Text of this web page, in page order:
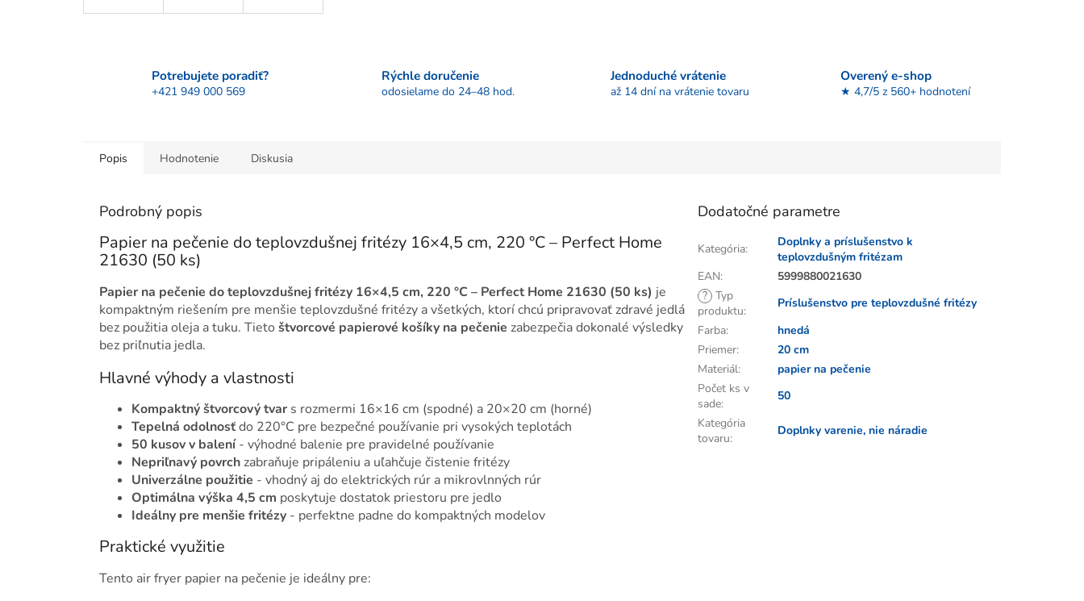
Potrebujete poradiť?
+421 949 000 569
Rýchle doručenie
odosielame do 24–48 hod.
Jednoduché vrátenie
až 14 dní na vrátenie tovaru
Overený e-shop
★ 4,7/5 z 560+ hodnotení
Popis Hodnotenie Diskusia
Podrobný popis
Papier na pečenie do teplovzdušnej fritézy 16×4,5 cm, 220 °C – Perfect Home
21630 (50 ks)
Papier na pečenie do teplovzdušnej fritézy 16×4,5 cm, 220 °C – Perfect Home 21630 (50 ks) je
kompaktným riešením pre menšie teplovzdušné fritézy a všetkých, ktorí chcú pripravovať zdravé jedlá
bez použitia oleja a tuku. Tieto štvorcové papierové košíky na pečenie zabezpečia dokonalé výsledky
bez priľnutia jedla.
Hlavné výhody a vlastnosti
Kompaktný štvorcový tvar s rozmermi 16×16 cm (spodné) a 20×20 cm (horné)
Tepelná odolnosťdo 220°C pre bezpečné používanie pri vysokých teplotách
50 kusov v balení- výhodné balenie pre pravidelné používanie
Nepriľnavý povrch zabraňuje pripáleniu a uľahčuje čistenie fritézy
Univerzálne použitie - vhodný aj do elektrických rúr a mikrovlnných rúr
Optimálna výška 4,5 cm poskytuje dostatok priestoru pre jedlo
Ideálny pre menšie fritézy - perfektne padne do kompaktných modelov
Praktické využitie
Tento air fryer papier na pečenie je ideálny pre:
Dodatočné parametre
Kategória:
Doplnky a príslušenstvo k
teplovzdušným fritézam
EAN:
5999880021630
? Typ
produktu:
Príslušenstvo pre teplovzdušné fritézy
Farba:
hnedá
Priemer:
20 cm
Materiál:
papier na pečenie
Počet ks v
sade:
50
Kategória
tovaru:
Doplnky varenie, nie náradie